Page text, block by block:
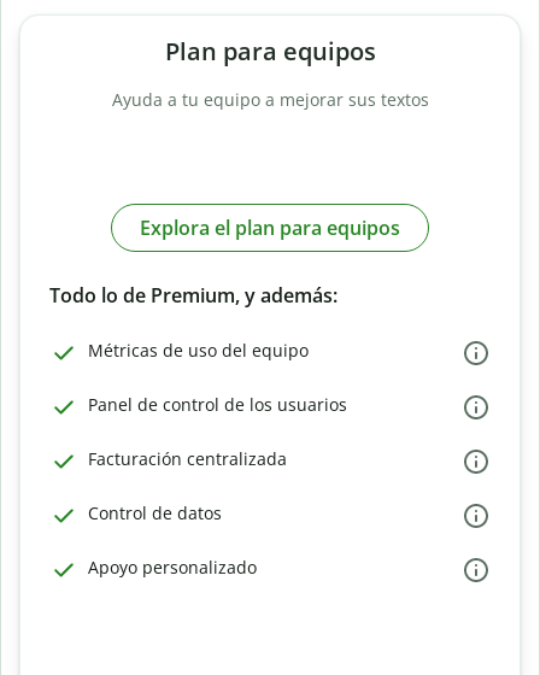
Plan para equipos
Ayuda a tu equipo a mejorar sus textos
Explora el plan para equipos
Todo lo de Premium, y además:
Métricas de uso del equipo
Panel de control de los usuarios
Facturación centralizada
Control de datos
Apoyo personalizado